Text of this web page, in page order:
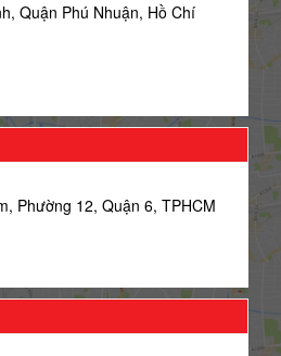
Quận Phú Nhuận, Hồ Chí
Phường 12, Quận 6, TPHCM